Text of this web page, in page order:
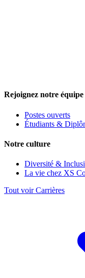
Rejoignez notre équipe
Postes ouverts
Étudiants &
Notre culture
Diversité &
La vie chez XS
Tout voir Carrières